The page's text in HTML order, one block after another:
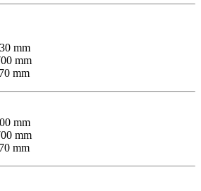
internas
mm
mm